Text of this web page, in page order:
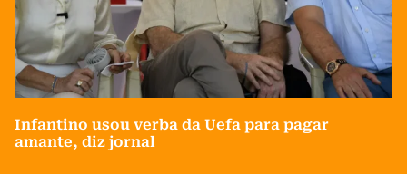
Infantino usou verba da Uefa para pagar
amante, diz jornal